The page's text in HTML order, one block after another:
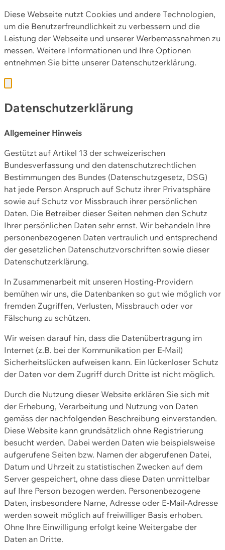
Diese Webseite nutzt Cookies und andere Technologien,
um die Benutzerfreundlichkeit zu verbessern und die
Leistung der Webseite und unserer Werbemassnahmen zu
messen. Weitere Informationen und Ihre Optionen
entnehmen Sie bitte unserer Datenschutzerklärung.
Datenschutzerklärung
Allgemeiner Hinweis
Gestützt auf Artikel 13 der schweizerischen
Bundesverfassung und den datenschutzrechtlichen
Bestimmungen des Bundes (Datenschutzgesetz, DSG)
hat jede Person Anspruch auf Schutz ihrer Privatsphäre
sowie auf Schutz vor Missbrauch ihrer persönlichen
Daten. Die Betreiber dieser Seiten nehmen den Schutz
Ihrer persönlichen Daten sehr ernst. Wir behandeln Ihre
personenbezogenen Daten vertraulich und entsprechend
der gesetzlichen Datenschutzvorschriften sowie dieser
Datenschutzerklärung.
In Zusammenarbeit mit unseren Hosting-Providern
bemühen wir uns, die Datenbanken so gut wie möglich vor
fremden Zugriffen, Verlusten, Missbrauch oder vor
Fälschung zu schützen.
Wir weisen darauf hin, dass die Datenübertragung im
Internet (z.B. bei der Kommunikation per E-Mail)
Sicherheitslücken aufweisen kann. Ein lückenloser Schutz
der Daten vor dem Zugriff durch Dritte ist nicht möglich.
Durch die Nutzung dieser Website erklären Sie sich mit
der Erhebung, Verarbeitung und Nutzung von Daten
gemäss der nachfolgenden Beschreibung einverstanden.
Diese Website kann grundsätzlich ohne Registrierung
besucht werden. Dabei werden Daten wie beispielsweise
aufgerufene Seiten bzw. Namen der abgerufenen Datei,
Datum und Uhrzeit zu statistischen Zwecken auf dem
Server gespeichert, ohne dass diese Daten unmittelbar
auf Ihre Person bezogen werden. Personenbezogene
Daten, insbesondere Name, Adresse oder E-Mail-Adresse
werden soweit möglich auf freiwilliger Basis erhoben.
Ohne Ihre Einwilligung erfolgt keine Weitergabe der
Daten an Dritte.